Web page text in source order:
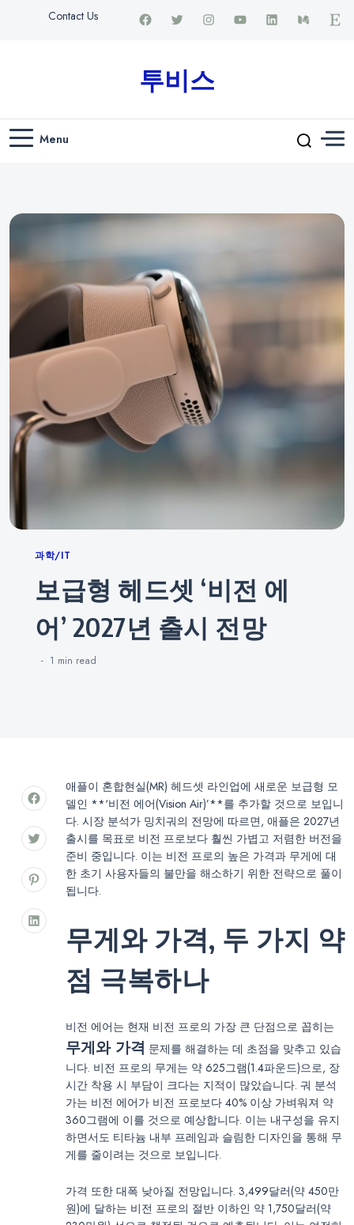
Contact Us
투비스
Menu
Categories
과학/IT
보급형 헤드셋 ‘비전 에
어’ 2027년 출시 전망
1 min read
애플이 혼합현실(MR) 헤드셋 라인업에 새로운 보급형 모
델인 **‘비전 에어(Vision Air)’**를 추가할 것으로 보입니
다. 시장 분석가 밍치궈의 전망에 따르면, 애플은 2027년
출시를 목표로 비전 프로보다 훨씬 가볍고 저렴한 버전을
준비 중입니다. 이는 비전 프로의 높은 가격과 무게에 대
한 초기 사용자들의 불만을 해소하기 위한 전략으로 풀이
됩니다.
무게와 가격, 두 가지 약
점 극복하나
비전 에어는 현재 비전 프로의 가장 큰 단점으로 꼽히는
무게와 가격 문제를 해결하는 데 초점을 맞추고 있습
니다. 비전 프로의 무게는 약 625그램(1.4파운드)으로, 장
시간 착용 시 부담이 크다는 지적이 많았습니다. 궈 분석
가는 비전 에어가 비전 프로보다 40% 이상 가벼워져 약
360그램에 이를 것으로 예상합니다. 이는 내구성을 유지
하면서도 티타늄 내부 프레임과 슬림한 디자인을 통해 무
게를 줄이려는 것으로 보입니다.
가격 또한 대폭 낮아질 전망입니다. 3,499달러(약 450만
원)에 달하는 비전 프로의 절반 이하인 약 1,750달러(약